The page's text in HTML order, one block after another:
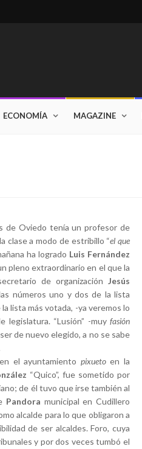
ECONOMÍA MAGAZINE
de Oviedo tenía un profesor de
clase a modo de estribillo “el que
ha logrado Luis Fernández
pleno extraordinario en el que la
de organización Jesús
números uno y dos de la lista
lista más votada, -ya veremos lo
“Lusión” -muy fasión
de nuevo elegido, a no se sabe
el ayuntamiento pixuetoen la
“Quico”, fue sometido por
de él tuvo que irse también al
Pandora municipal en Cudillero
alcalde para lo que obligaron a
de ser alcaldes. Foro, cuya
y por dos veces tumbó el